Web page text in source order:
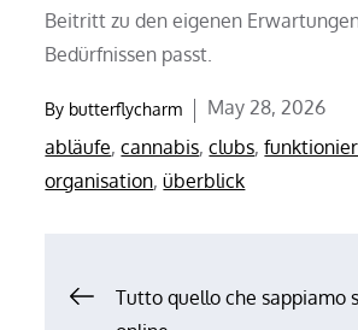
Beitritt zu den eigenen
Bedürfnissen passt.
By butterflycharm
Posted
on
May 28, 2026
abläufe,cannabis,clubs,
organisation,überblick
PostTutto quello che sappiamo